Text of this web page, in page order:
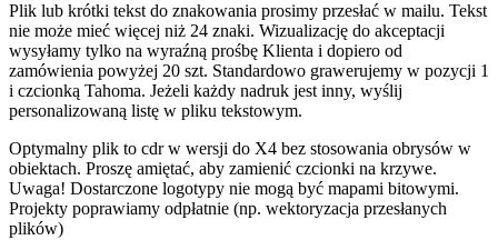
Plik lub krótki tekst do znakowania prosimy przesłać w mailu. Tekst
nie może mieć więcej niż 24 znaki. Wizualizację do akceptacji
wysyłamy tylko na wyraźną prośbę Klienta i dopiero od
zamówienia powyżej 20 szt. Standardowo grawerujemy w pozycji 1
i czcionką Tahoma. Jeżeli każdy nadruk jest inny, wyślij
personalizowaną listę w pliku tekstowym.
Optymalny plik to cdr w wersji do X4 bez stosowania obrysów w
obiektach. Proszę amiętać, aby zamienić czcionki na krzywe.
Uwaga! Dostarczone logotypy nie mogą być mapami bitowymi.
Projekty poprawiamy odpłatnie (np. wektoryzacja przesłanych
plików)